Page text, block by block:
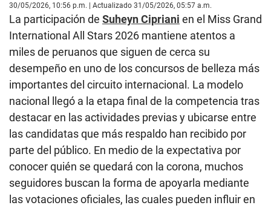
30/05/2026, 10:56 p.m. | Actualizado 31/05/2026, 05:57 a.m.
La participación de Suheyn Cipriani en el Miss Grand
International All Stars 2026 mantiene atentos a
miles de peruanos que siguen de cerca su
desempeño en uno de los concursos de belleza más
importantes del circuito internacional. La modelo
nacional llegó a la etapa final de la competencia tras
destacar en las actividades previas y ubicarse entre
las candidatas que más respaldo han recibido por
parte del público. En medio de la expectativa por
conocer quién se quedará con la corona, muchos
seguidores buscan la forma de apoyarla mediante
las votaciones oficiales, las cuales pueden influir en